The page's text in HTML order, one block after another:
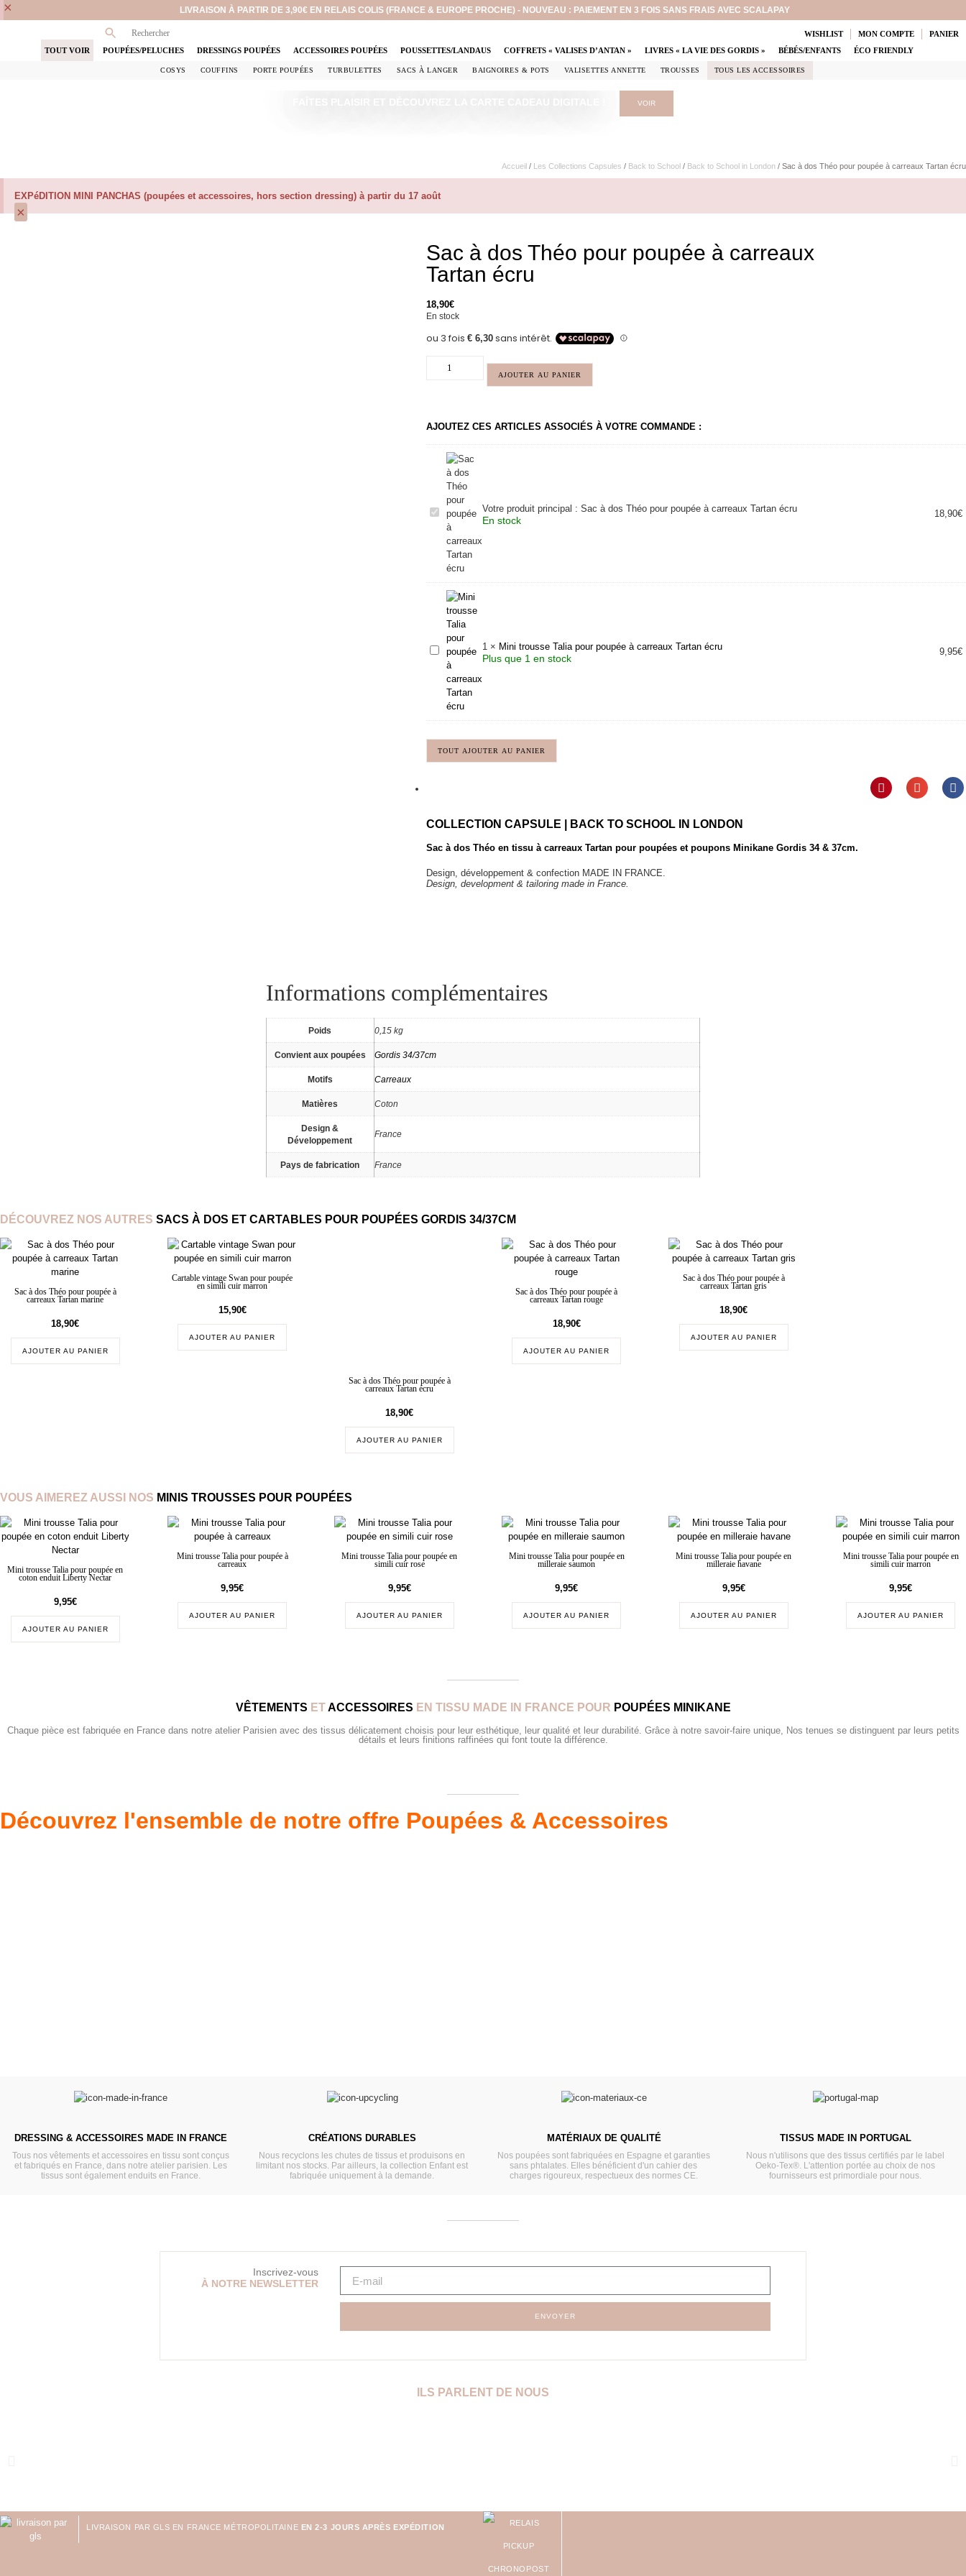
LIVRAISON À PARTIR DE 3,90€ EN RELAIS COLIS (FRANCE & EUROPE PROCHE) - NOUVEAU : PAIEMENT EN 3 FOIS SANS FRAIS AVEC SCALAPAY
×
WISHLIST MON COMPTE
PANIER
TOUT VOIR
POUPÉES/PELUCHES DRESSINGS POUPÉES ACCESSOIRES POUPÉES POUSSETTES/LANDAUS COFFRETS « VALISES D’ANTAN » LIVRES « LA VIE DES GORDIS » BÉBÉS/ENFANTS ÉCO FRIENDLY
COSYS COUFFINS PORTE POUPÉES TURBULETTES SACS À LANGER BAIGNOIRES & POTS VALISETTES ANNETTE TROUSSES TOUS LES ACCESSOIRES
VOIR
Accueil / Les Collections Capsules / Back to School / Back to School in London / Sac à dos Théo pour poupée à carreaux Tartan écru
EXPéDITION MINI PANCHAS (poupées et accessoires, hors section dressing) à partir du 17 août
×
Sac à dos Théo pour poupée à carreaux
Tartan écru
18,90€
En stock
AJOUTER AU PANIER
AJOUTEZ CES ARTICLES ASSOCIÉS À VOTRE COMMANDE :
Sac
Théo
pour
poupée
Tartan
Votre produit principal : Sac à dos Théo pour poupée à carreaux Tartan écru
En stock
18,90€
Mini
trousse
Talia
pour
poupée
carreaux
écru
1× Mini trousse Talia pour poupée à carreaux Tartan écru
Plus que 1 en stock
9,95€
TOUT AJOUTER AU PANIER
COLLECTION CAPSULE | BACK TO SCHOOL IN LONDON
Sac à dos Théo en tissu à carreaux Tartan pour poupées et poupons Minikane Gordis 34 & 37cm.
Design, développement & confection MADE IN FRANCE.
Design, development & tailoring made in France.
Informations complémentaires
Poids 0,15 kg
Convient aux poupées Gordis 34/37cm
Motifs Carreaux
Matières Coton
Design &
Développement
France
Pays de fabrication France
DÉCOUVREZ NOS AUTRES SACS À DOS ET CARTABLES POUR POUPÉES GORDIS 34/37CM
Sac à dos Théo pour poupée à
carreaux Tartan marine
18,90€
AJOUTER AU PANIER
Cartable vintage Swan pour poupée
en simili cuir marron
15,90€
AJOUTER AU PANIER
Sac à dos Théo pour poupée à
carreaux Tartan écru
18,90€
AJOUTER AU PANIER
Sac à dos Théo pour poupée à
carreaux Tartan rouge
18,90€
AJOUTER AU PANIER
Sac à dos Théo pour poupée à
carreaux Tartan gris
18,90€
AJOUTER AU PANIER
VOUS AIMEREZ AUSSI NOS MINIS TROUSSES POUR POUPÉES
Mini trousse Talia pour poupée en
coton enduit Liberty Nectar
9,95€
AJOUTER AU PANIER
Mini trousse Talia pour poupée à
carreaux
9,95€
AJOUTER AU PANIER
Mini trousse Talia pour poupée en
simili cuir rose
9,95€
AJOUTER AU PANIER
Mini trousse Talia pour poupée en
milleraie saumon
9,95€
AJOUTER AU PANIER
Mini trousse Talia pour poupée en
milleraie havane
9,95€
AJOUTER AU PANIER
Mini trousse Talia pour poupée en
simili cuir marron
9,95€
AJOUTER AU PANIER
VÊTEMENTS ETACCESSOIRES EN TISSU MADE IN FRANCE POUR POUPÉES MINIKANE
Chaque pièce est fabriquée en France dans notre atelier Parisien avec des tissus délicatement choisis pour leur esthétique, leur qualité et leur durabilité. Grâce à notre savoir-faire unique, Nos tenues se distinguent par leurs petits
détails et leurs finitions raffinées qui font toute la différence.
Découvrez l'ensemble de notre offre Poupées & Accessoires
DRESSING & ACCESSOIRES MADE IN FRANCE
Tous nos vêtements et accessoires en tissu sont conçus
et fabriqués en France, dans notre atelier parisien. Les
tissus sont également enduits en France.
CRÉATIONS DURABLES
Nous recyclons les chutes de tissus et produisons en
limitant nos stocks. Par ailleurs, la collection Enfant est
fabriquée uniquement à la demande.
MATÉRIAUX DE QUALITÉ
Nos poupées sont fabriquées en Espagne et garanties
sans phtalates. Elles bénéficient d'un cahier des
charges rigoureux, respectueux des normes CE.
TISSUS MADE IN PORTUGAL
Nous n'utilisons que des tissus certifiés par le label
Oeko-Tex®. L'attention portée au choix de nos
fournisseurs est primordiale pour nous.
Inscrivez-vous
À NOTRE NEWSLETTER
ENVOYER
ILS PARLENT DE NOUS
LIVRAISON PAR GLS EN FRANCE MÉTROPOLITAINE EN 2-3 JOURS APRÈS EXPÉDITION